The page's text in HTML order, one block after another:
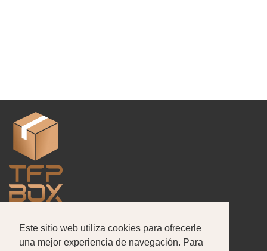
Este sitio web utiliza cookies para ofrecerle
una mejor experiencia de navegación. Para
Nosotros Productos Portafolio